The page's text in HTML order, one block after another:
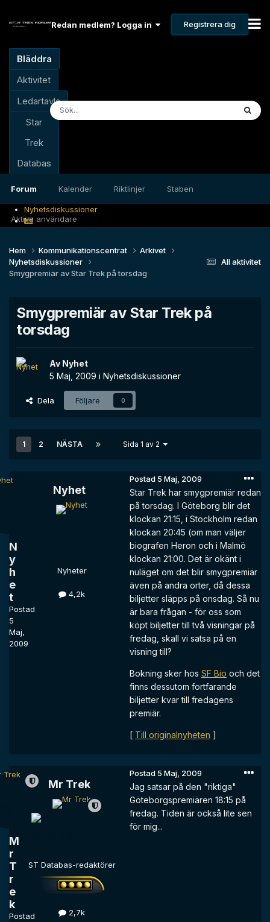
Redan medlem? Logga in Registrera dig
Bläddra
Forum Kalender Riktlinjer Staben
Aktiva användare
Aktivitet
Ledartavla
Star
Trek
Databas
Nyhetsdiskussioner
All aktivitet
Hem Kommunikationscentrat
Arkivet
Nyhetsdiskussioner
Smygpremiär av Star Trek på torsdag
Smygpremiär av Star Trek på
torsdag
Av Nyhet
5 Maj, 2009 i Nyhetsdiskussioner
Dela Följare 0
1 2 NÄSTA Sida 1 av 2
N
y
h
e
t
Postad
5
Maj,
2009
Nyhet
Nyheter
4,2k
Postad5 Maj, 2009
Star Trek har smygpremiär redan
på torsdag. I Göteborg blir det
klockan 21:15, i Stockholm redan
klockan 20:45 (om man väljer
biografen Heron och i Malmö
klockan 21:00. Det är okänt i
nuläget om det blir smygpremiär
även på andra orter, då dessa
biljetter släpps på onsdag. Så nu
är bara frågan - för oss som
köpt biljetter till två visningar på
fredag, skall vi satsa på en
visning till?
Bokning sker hos SF Bio och det
finns dessutom fortfarande
biljetter kvar till fredagens
premiär.
[ Till originalnyheten ]
M
r
T
r
e
k
Postad
Mr Trek
ST Databas-redaktörer
2,7k
Postad5 Maj, 2009
Jag satsar på den "riktiga"
Göteborgspremiären 18:15 på
fredag. Tiden är också lite sen
för mig...